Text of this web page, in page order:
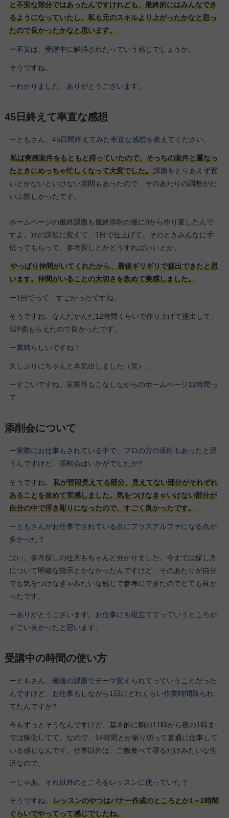
と不安な部分ではあったんですけれども、最終的にはみんなでき
るようになっていたし、私も元のスキルより上がったかなと思っ
たので良かったかなと思います。
ー不安は、受講中に解消されたっていう感じでしょうか。
そうですね。
ーわかりました、ありがとうございます。
45日終えて率直な感想
ーともさん、45日間終えてみた率直な感想を教えてください。
私は実務案件をもともと持っていたので、そっちの案件と重なっ
たときにめっちゃ忙しくなって大変でした。課題をとりあえず置
いとかないといけない期間もあったので、そのあたりの調整がだ
いぶ難しかったです。
ホームページの最終課題も最終添削の後に0から作り直したんで
すよ。別の課題に変えて、1日で仕上げて。そのときみんなに手
伝ってもらって、参考探しとかどうすればいいとか。
やっぱり仲間がいてくれたから、最後ギリギリで提出できたと思
います。仲間がいることの大切さを改めて実感しました。
ー1日でって、すごかったですね。
そうですね、なんだかんだ12時間くらいで作り上げて提出して、
S評価もらえたので良かったです。
ー素晴らしいですね！
久しぶりにちゃんと本気出しました（笑）。
ーすごいですね。実案件もこなしながらのホームページ12時間っ
て。
添削会について
ー実際にお仕事もされている中で、プロの方の添削もあったと思
うんですけど、添削会はいかがでしたか?
そうですね。
私が普段見えてる部分、見えてない部分がそれぞれ
あることを改めて実感しました。気をつけなきゃいけない部分が
自分の中で浮き彫りになったので、すごく良かったです。
ーともさんがお仕事でされている点にプラスアルファになる点が
多かった？
はい。参考探しの仕方もちゃんと分かりました。今までは探し方
について明確な指示とかなかったんですけど、そのあたりが自分
でも気をつけなきゃみたいな感じで参考にできたのでとても良か
ったです。
ーありがとうございます。お仕事にも役立ててっていうところが
すごい良かったと思います。
受講中の時間の使い方
ーともさん、最後の課題でテーマ変えられてっていうことだった
んですけど、お仕事もしながら1日にどれくらい作業時間取られ
てたんですか?
今もずっとそうなんですけど、基本的に朝の11時から夜の1時ま
では稼働してて。なので、14時間とか振り切って普通に仕事して
いる感じなんです。仕事以外は、ご飯食べて寝るだけみたいな生
活なので。
ーじゃあ、それ以外のところをレッスンに使っていた？
そうですね。
レッスンのやつはバナー作成のところとか1～2時間
ぐらいでやってって感じでしたね。